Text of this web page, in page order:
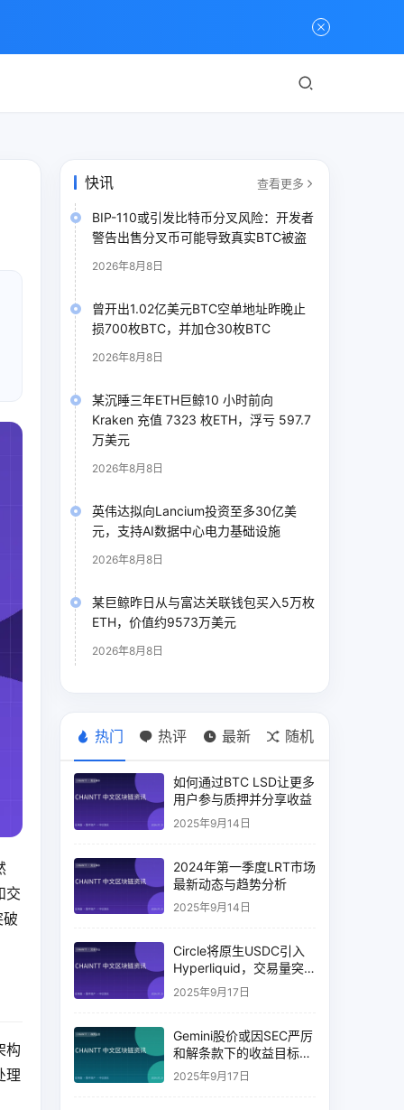
交
构
理
快讯 查看更多
BIP-110或引发比特币分叉风险：开发者
警告出售分叉币可能导致真实BTC被盗
2026年8月8日
曾开出1.02亿美元BTC空单地址昨晚止
损700枚BTC，并加仓30枚BTC
2026年8月8日
某沉睡三年ETH巨鲸10 小时前向
Kraken 充值 7323 枚ETH，浮亏 597.7
万美元
2026年8月8日
英伟达拟向Lancium投资至多30亿美
元，支持AI数据中心电力基础设施
2026年8月8日
某巨鲸昨日从与富达关联钱包买入5万枚
ETH，价值约9573万美元
2026年8月8日
热门 热评 最新 随机
如何通过BTC LSD让更多
用户参与质押并分享收益
2025年9月14日
2024年第一季度LRT市场
最新动态与趋势分析
2025年9月14日
Circle将原生USDC引入
Hyperliquid，交易量突
破币安14%
2025年9月17日
Gemini股价或因SEC严厉
和解条款下的收益目标破
灭而下跌
2025年9月17日